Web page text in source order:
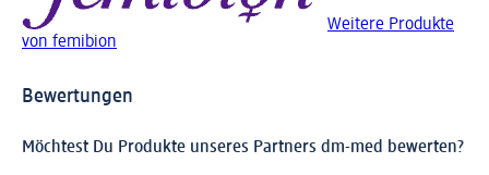
Weitere Produkte
von femibion
Bewertungen
Möchtest Du Produkte unseres Partners dm-med bewerten?